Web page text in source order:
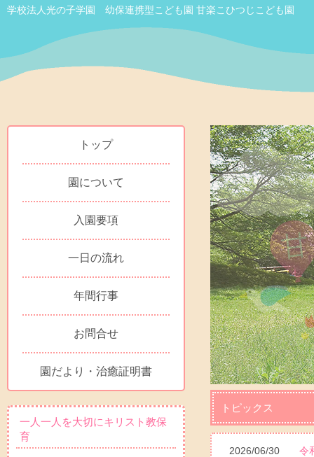
学校法人光の子学園 幼保連携型こども園 甘楽こひつじこども園
トップ
園について
入園要項
一日の流れ
年間行事
お問合せ
園だより・治癒証明書
一人一人を大切にキリスト教保
育
トピックス
2026/06/30 令